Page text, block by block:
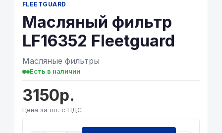
FLEETGUARD
Масляный фильтр
LF16352 Fleetguard
Масляные фильтры
Есть в наличии
3150р.
Цена за шт. с НДС